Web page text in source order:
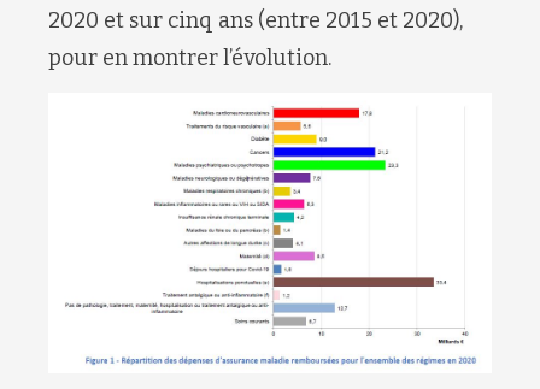
2020 et sur cinq ans (entre 2015 et 2020),
pour en montrer l’évolution.